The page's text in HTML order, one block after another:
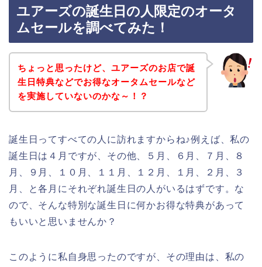
ユアーズの誕生日の人限定のオータ
ムセールを調べてみた！
ちょっと思ったけど、ユアーズのお店で誕
生日特典などでお得なオータムセールなど
を実施していないのかな～！？
誕生日ってすべての人に訪れますからね♪例えば、私の
誕生日は４月ですが、その他、５月、６月、７月、８
月、９月、１０月、１１月、１２月、１月、２月、３
月、と各月にそれぞれ誕生日の人がいるはずです。な
ので、そんな特別な誕生日に何かお得な特典があって
もいいと思いませんか？
このように私自身思ったのですが、その理由は、私の